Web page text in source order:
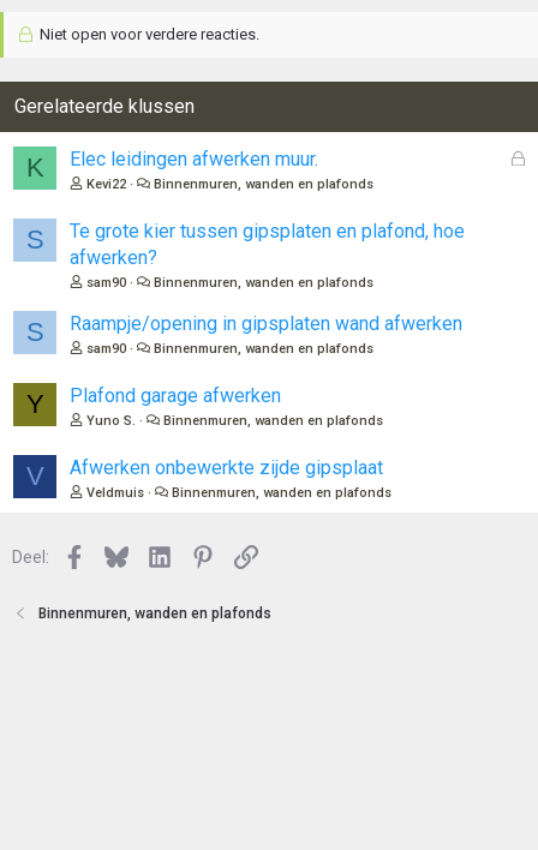
Niet open voor verdere reacties.
Gerelateerde klussen
K
G
Elec leidingen afwerken muur.
Kevi22 Binnenmuren, wanden en plafonds
S
Te grote kier tussen gipsplaten en plafond, hoe
afwerken?
sam90 Binnenmuren, wanden en plafonds
S Raampje/opening in gipsplaten wand afwerken
sam90 Binnenmuren, wanden en plafonds
Y Plafond garage afwerken
Yuno S. Binnenmuren, wanden en plafonds
V Afwerken onbewerkte zijde gipsplaat
Veldmuis Binnenmuren, wanden en plafonds
Deel: Facebook
BlueskyLinkedInPinterest
Link
Binnenmuren, wanden en plafonds